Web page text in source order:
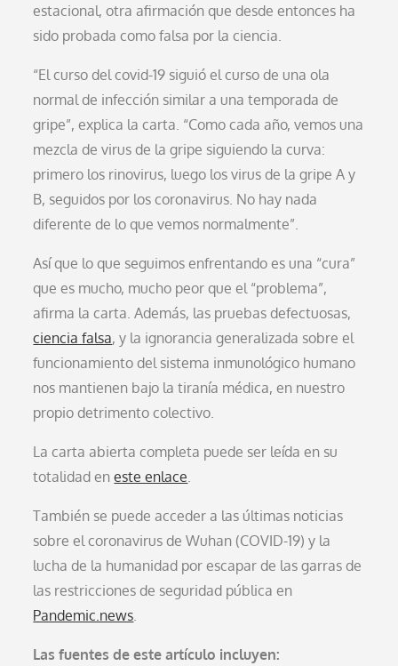
estacional, otra afirmación que desde entonces ha
sido probada como falsa por la ciencia.
“El curso del covid-19 siguió el curso de una ola
normal de infección similar a una temporada de
gripe”, explica la carta. “Como cada año, vemos una
mezcla de virus de la gripe siguiendo la curva:
primero los rinovirus, luego los virus de la gripe A y
B, seguidos por los coronavirus. No hay nada
diferente de lo que vemos normalmente”.
Así que lo que seguimos enfrentando es una “cura”
que es mucho, mucho peor que el “problema”,
afirma la carta. Además, las pruebas defectuosas,
ciencia falsa, y la ignorancia generalizada sobre el
funcionamiento del sistema inmunológico humano
nos mantienen bajo la tiranía médica, en nuestro
propio detrimento colectivo.
La carta abierta completa puede ser leída en su
totalidad eneste enlace
También se puede acceder a las últimas noticias
sobre el coronavirus de Wuhan (COVID-19) y la
lucha de la humanidad por escapar de las garras de
las restricciones de seguridad pública en
Pandemic.news
Las fuentes de este artículo incluyen: